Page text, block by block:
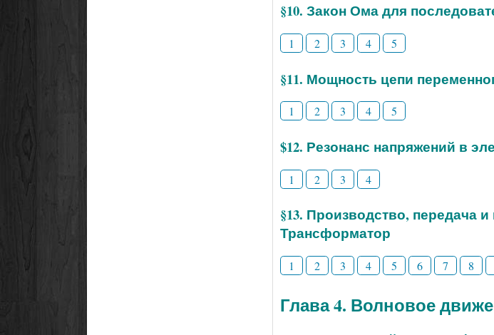
§10. Закон Ома для
1 2 3 4 5
§11. Мощность цепи
1 2 3 4 5
$12. Резонанс напряжений в
1 2 3 4
§13. Производство, передача
Трансформатор
1 2 3 4 5 6 7 8
Глава 4. Волновое